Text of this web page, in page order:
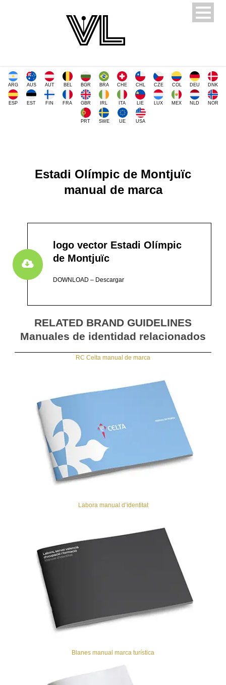
ARG AUS AUT BEL BGR BRA CHE CHL CZE COL DEU DNK
ESP EST FIN FRA GBR IRL ITA LIE LUX MEX NLD NOR
PRT SWE UE USA
Estadi Olímpic de Montjuïc
manual de marca
logo vector Estadi Olímpic
de Montjuïc
DOWNLOAD – Descargar
RELATED BRAND GUIDELINES
Manuales de identidad relacionados
RC Celta manual de marca
Labora manual d’identitat
Blanes manual marca turística